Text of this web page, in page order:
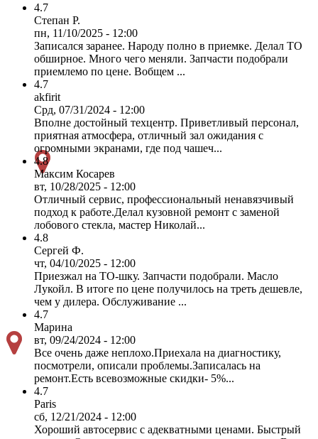
4.7
Степан Р.
пн, 11/10/2025 - 12:00
Записался заранее. Народу полно в приемке. Делал ТО
обширное. Много чего меняли. Запчасти подобрали
приемлемо по цене. Вобщем ...
4.7
akfirit
Срд, 07/31/2024 - 12:00
Вполне достойный техцентр. Приветливый персонал,
приятная атмосфера, отличный зал ожидания с
огромными экранами, где под чашеч...
4.8
Максим Косарев
вт, 10/28/2025 - 12:00
Отличный сервис, профессиональный ненавязчивый
подход к работе.Делал кузовной ремонт с заменой
лобового стекла, мастер Николай...
4.8
Сергей Ф.
чт, 04/10/2025 - 12:00
Приезжал на ТО-шку. Запчасти подобрали. Масло
Лукойл. В итоге по цене получилось на треть дешевле,
чем у дилера. Обслуживание ...
4.7
Марина
вт, 09/24/2024 - 12:00
Все очень даже неплохо.Приехала на диагностику,
посмотрели, описали проблемы.Записалась на
ремонт.Есть всевозможные скидки- 5%...
4.7
Paris
сб, 12/21/2024 - 12:00
Хороший автосервис с адекватными ценами. Быстрый